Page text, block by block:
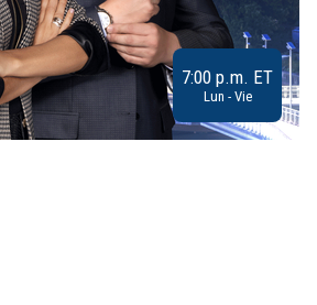
7:00 p.m. ET
Lun - Vie